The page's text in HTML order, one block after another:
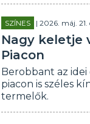
SZÍNES | 2026. máj.
Nagy keletje
Piacon
Berobbant az idei
piacon is széles
termelők.